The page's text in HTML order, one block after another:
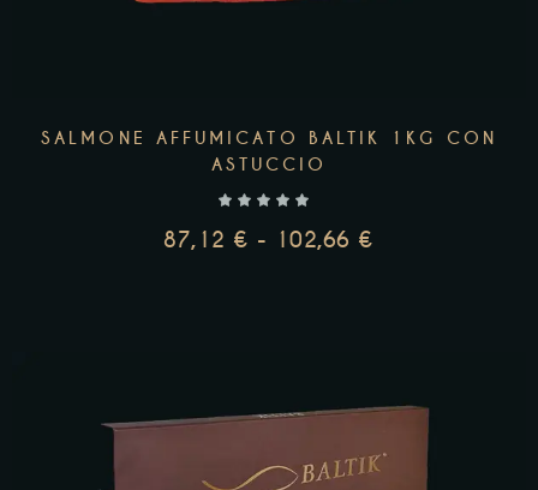
SALMONE AFFUMICATO BALTIK 1KG CON
ASTUCCIO
87,12 € - 102,66 €